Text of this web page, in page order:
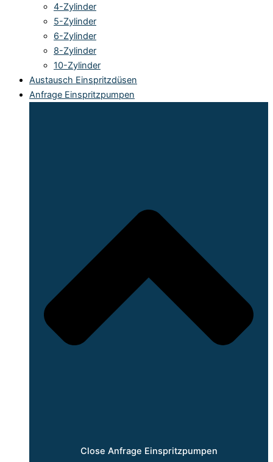
4-Zylinder
5-Zylinder
6-Zylinder
8-Zylinder
10-Zylinder
Austausch Einspritzdüsen
Anfrage Einspritzpumpen
Close Anfrage Einspritzpumpen